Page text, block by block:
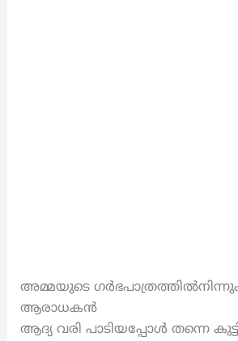
അമ്മയുടെ ഗർഭപാത്രത്തിൽനിന്നും
ആരാധകൻ
ആദ്യ വരി പാടിയപ്പോൾ തന്നെ